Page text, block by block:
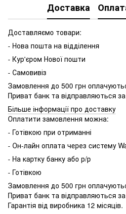
Доставка
Доставляємо товари:
- Нова пошта на відділення
- Кур'єром Нової пошти
- Самовивіз
Замовлення до 500 грн
Приват банк та відправляються
Більше інформації про доставку
Оплатити замовлення можна:
- Готівкою при отриманні
- Он-лайн оплата через систему
- На картку банку або р/р
- Готівкою
Замовлення до 500 грн
Приват банк та відправляються
Гарантія від виробника 12 місяців.